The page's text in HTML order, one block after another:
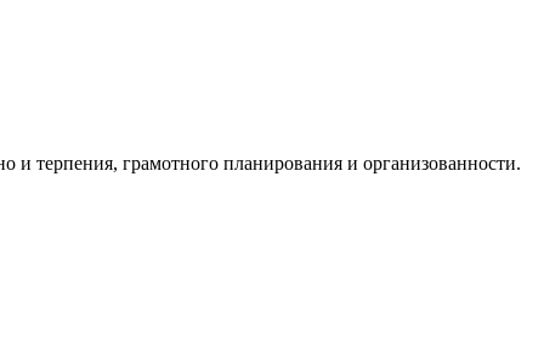
терпения, грамотного планирования и организованности.